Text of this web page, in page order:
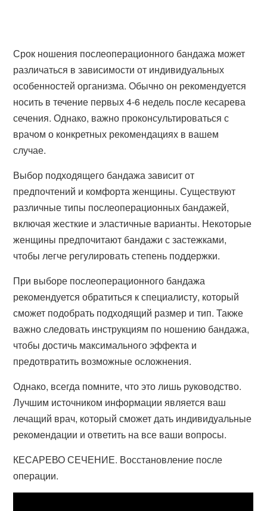
Срок ношения послеоперационного бандажа может
различаться в зависимости от индивидуальных
особенностей организма. Обычно он рекомендуется
носить в течение первых 4-6 недель после кесарева
сечения. Однако, важно проконсультироваться с
врачом о конкретных рекомендациях в вашем
случае.
Выбор подходящего бандажа зависит от
предпочтений и комфорта женщины. Существуют
различные типы послеоперационных бандажей,
включая жесткие и эластичные варианты. Некоторые
женщины предпочитают бандажи с застежками,
чтобы легче регулировать степень поддержки.
При выборе послеоперационного бандажа
рекомендуется обратиться к специалисту, который
сможет подобрать подходящий размер и тип. Также
важно следовать инструкциям по ношению бандажа,
чтобы достичь максимального эффекта и
предотвратить возможные осложнения.
Однако, всегда помните, что это лишь руководство.
Лучшим источником информации является ваш
лечащий врач, который сможет дать индивидуальные
рекомендации и ответить на все ваши вопросы.
КЕСАРЕВО СЕЧЕНИЕ. Восстановление после
операции.